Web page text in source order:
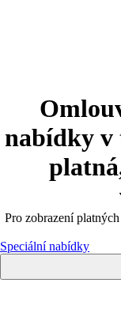
nabídky v
Pro zobrazení
Speciální nabídky